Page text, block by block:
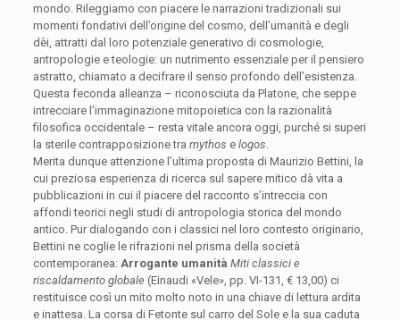
mondo. Rileggiamo con piacere le narrazioni tradizionali sui
momenti fondativi dell’origine del cosmo, dell’umanità e degli
dèi, attratti dal loro potenziale generativo di cosmologie,
antropologie e teologie: un nutrimento essenziale per il pensiero
astratto, chiamato a decifrare il senso profondo dell’esistenza.
Questa feconda alleanza – riconosciuta da Platone, che seppe
intrecciare l’immaginazione mitopoietica con la razionalità
filosofica occidentale – resta vitale ancora oggi, purché si superi
la sterile contrapposizione tra mythos e logos.
Merita dunque attenzione l’ultima proposta di Maurizio Bettini, la
cui preziosa esperienza di ricerca sul sapere mitico dà vita a
pubblicazioni in cui il piacere del racconto s’intreccia con
affondi teorici negli studi di antropologia storica del mondo
antico. Pur dialogando con i classici nel loro contesto originario,
Bettini ne coglie le rifrazioni nel prisma della società
contemporanea: Arrogante umanità Miti classici e
riscaldamento globale(Einaudi «Vele», pp. VI-131, € 13,00) ci
restituisce così un mito molto noto in una chiave di lettura ardita
e inattesa. La corsa di Fetonte sul carro del Sole e la sua caduta